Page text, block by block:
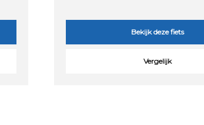
Bekijk deze fiets
Vergelijk